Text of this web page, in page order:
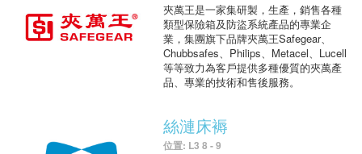
夾萬王是一家集研製，生產，銷售各種
類型保險箱及防盜系統產品的專業企
業，集團旗下品牌夾萬王Safegear、
Chubbsafes、Philips、Metacel、Lucell
等等致力為客戶提供多種優質的夾萬產
品、專業的技術和售後服務。
絲漣床褥
位置: L3 8 - 9